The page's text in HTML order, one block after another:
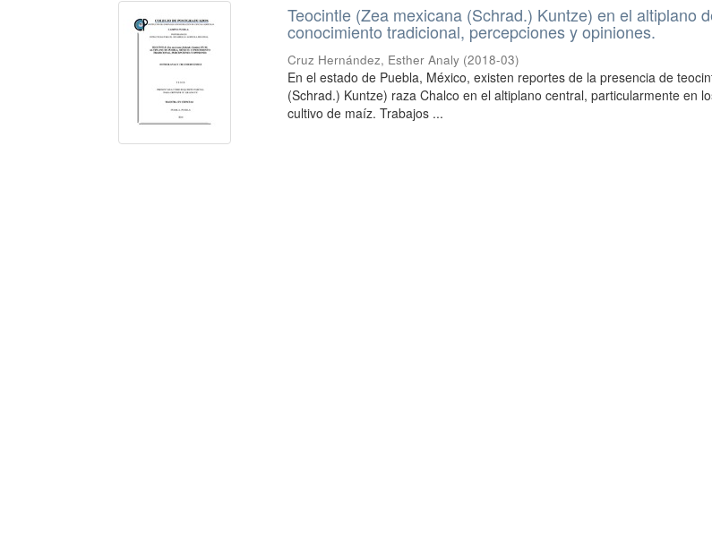
Teocintle (Zea mexicana (Schrad.) Kuntze) en el altiplano
conocimiento tradicional, percepciones y opiniones.
Cruz Hernández, Esther Analy (2018-03)
En el estado de Puebla, México, existen reportes de la presencia de
(Schrad.) Kuntze) raza Chalco en el altiplano central, particularmente en
cultivo de maíz. Trabajos ...